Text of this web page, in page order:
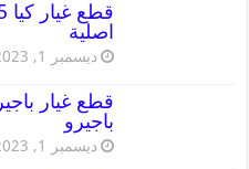
اصلية
ديسمبر 1, 2023
باجيرو
ديسمبر 1, 2023